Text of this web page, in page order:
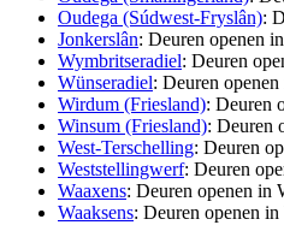
Oudega (Súdwest-Fryslân):
Jonkerslân: Deuren openen
Wymbritseradiel: Deuren
Wünseradiel: Deuren
Wirdum (Friesland): Deuren
Winsum (Friesland): Deuren
West-Terschelling: Deuren
Weststellingwerf: Deuren
Waaxens: Deuren openen in
Waaksens: Deuren openen in